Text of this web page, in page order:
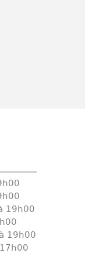
19h00
19h00